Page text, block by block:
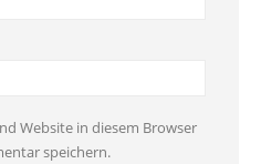
Website in diesem Browser
speichern.